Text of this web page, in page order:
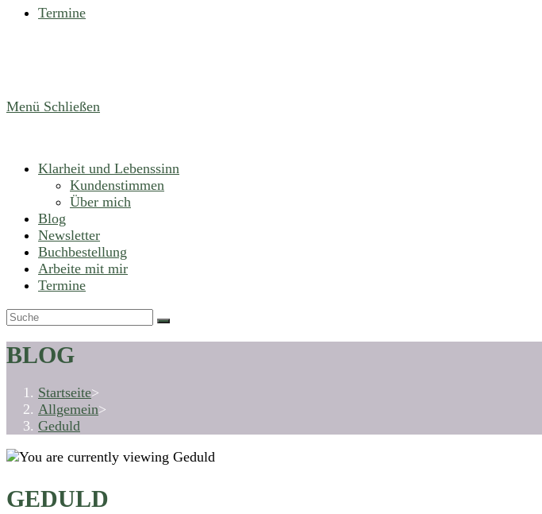
Termine
Menü Schließen
Klarheit und Lebenssinn
Kundenstimmen
Über mich
Blog
Newsletter
Buchbestellung
Arbeite mit mir
Termine
BLOG
Startseite>
Allgemein>
Geduld
GEDULD